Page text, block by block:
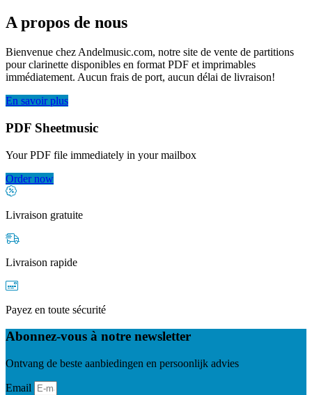
A propos de nous
Bienvenue chez Andelmusic.com, notre site de vente de partitions
pour clarinette disponibles en format PDF et imprimables
immédiatement. Aucun frais de port, aucun délai de livraison!
En savoir plus
PDF Sheetmusic
Your PDF file immediately in your mailbox
Order now
Livraison gratuite
Livraison rapide
Payez en toute sécurité
Abonnez-vous à notre newsletter
Ontvang de beste aanbiedingen en persoonlijk advies
Email